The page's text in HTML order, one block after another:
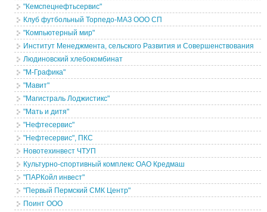
"Кемспецнефтьсервис"
Клуб футбольный Торпедо-МАЗ ООО СП
"Компьютерный мир"
Институт Менеджмента, сельского Развития и Совершенствования
Людиновский хлебокомбинат
"М-Графика"
"Мавит"
"Магистраль Лоджистикс"
"Мать и дитя"
"Нефтесервис"
"Нефтесервис", ПКС
Новотехинвест ЧТУП
Культурно-спортивный комплекс ОАО Кредмаш
"ПАРКойл инвест"
"Первый Пермский СМК Центр"
Поинт ООО